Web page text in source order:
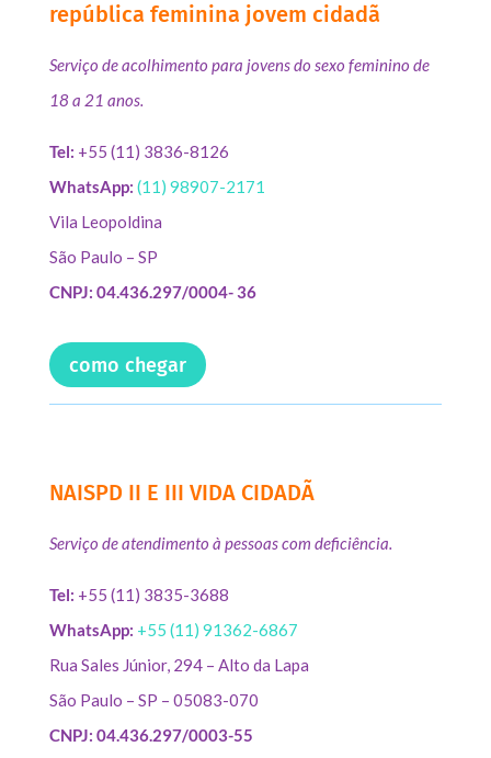
república feminina jovem cidadã
Serviço de acolhimento para jovens do sexo feminino de
18 a 21 anos.
Tel: +55 (11) 3836-8126
WhatsApp: (11) 98907-2171
Vila Leopoldina
São Paulo – SP
CNPJ: 04.436.297/0004- 36
como chegar
NAISPD II E III VIDA CIDADÃ
Serviço de atendimento à pessoas com deficiência.
Tel: +55 (11) 3835-3688
WhatsApp: +55 (11) 91362-6867
Rua Sales Júnior, 294 – Alto da Lapa
São Paulo – SP – 05083-070
CNPJ: 04.436.297/0003-55